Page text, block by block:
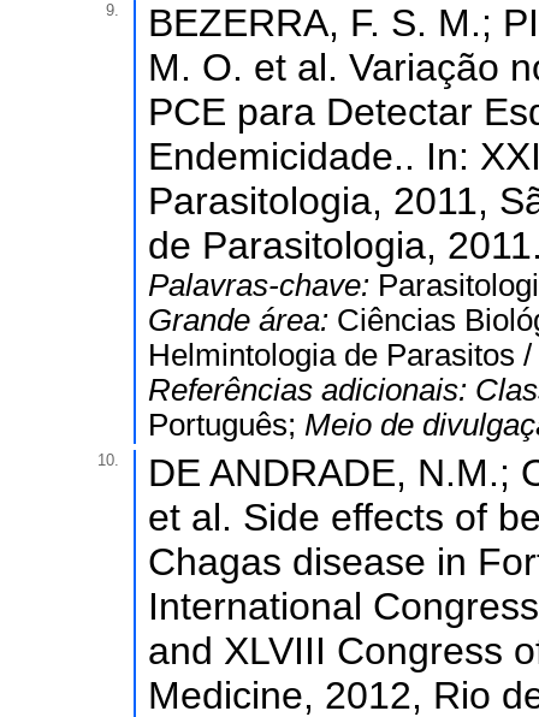
9.
BEZERRA, F. S. M.;
M. O. et al. Variação
PCE para Detectar
Endemicidade.. In:
Parasitologia, 2011,
de Parasitologia,
Palavras-chave:
Grande área: Ciências
Helmintologia de Parasitos /
Referências adicionais:
Português; Meio de
10.
DE ANDRADE, N.M.;
et al. Side effects of
Chagas disease in
International
and XLVIII Congress
Medicine, 2012, Rio